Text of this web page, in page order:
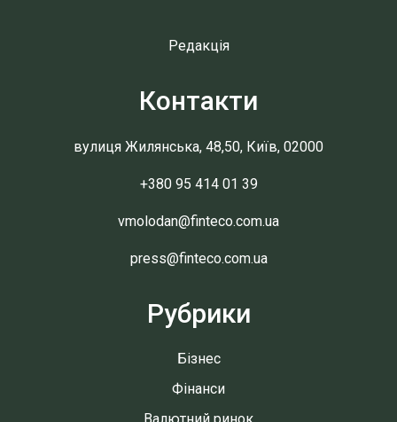
Редакція
Контакти
вулиця Жилянська, 48,50, Київ, 02000
+380 95 414 01 39
vmolodan@finteco.com.ua
press@finteco.com.ua
Рубрики
Бізнес
Фінанси